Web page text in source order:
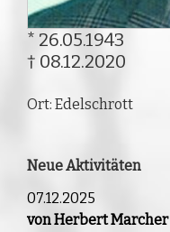
* 26.05.1943
† 08.12.2020
Ort: Edelschrott
Neue Aktivitäten
07.12.2025
von Herbert Marcher